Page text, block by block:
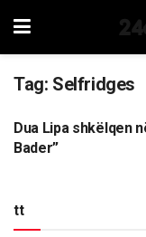
Tag: Selfridges
MAGAZINA
Dua Lipa shkëlqen
Bader”
tt